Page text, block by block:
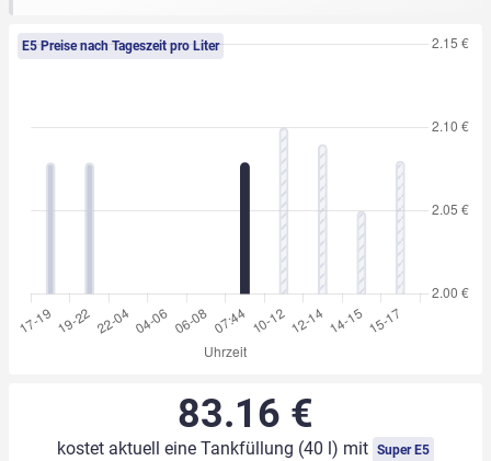
E5 Preise nach Tageszeit pro Liter
83.16 €
kostet aktuell eine Tankfüllung (40 l) mit Super E5